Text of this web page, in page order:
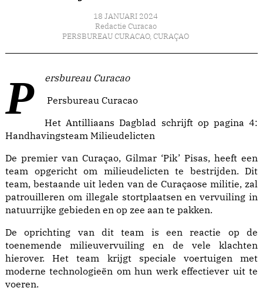
18 JANUARI 2024
Redactie Curacao
PERSBUREAU CURACAO, CURAÇAO
Persbureau Curacao
Persbureau Curacao
Het Antilliaans Dagblad schrijft op pagina 4:
Handhavingsteam Milieudelicten
De premier van Curaçao, Gilmar ‘Pik’ Pisas, heeft een
team opgericht om milieudelicten te bestrijden. Dit
team, bestaande uit leden van de Curaçaose militie, zal
patrouilleren om illegale stortplaatsen en vervuiling in
natuurrijke gebieden en op zee aan te pakken.
De oprichting van dit team is een reactie op de
toenemende milieuvervuiling en de vele klachten
hierover. Het team krijgt speciale voertuigen met
moderne technologieën om hun werk effectiever uit te
voeren.